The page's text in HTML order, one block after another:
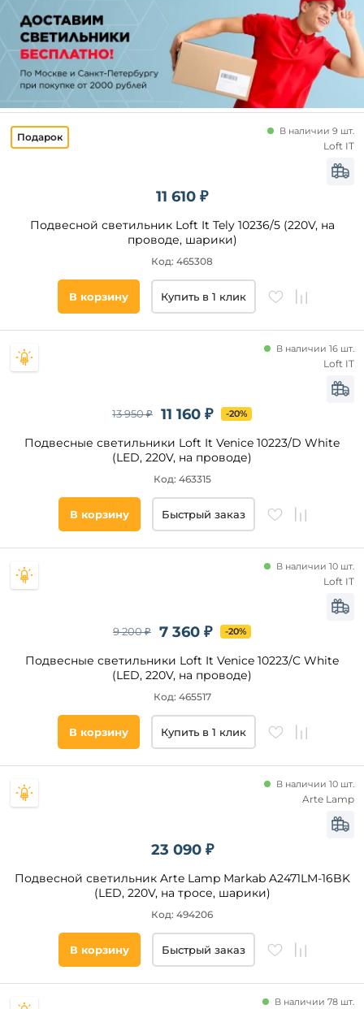
11 610 ₽
Подвесной светильник Loft It Tely 10236/5 (220V, на
проводе, шарики)
В наличии 9 шт.
Код: 465308
Loft IT
В корзину Купить в 1 клик
11 160 ₽
13 950 ₽ -20%
Подвесные светильники Loft It Venice 10223/D White
(LED, 220V, на проводе)
В наличии 16 шт.
Код: 463315
Loft IT
В корзину Быстрый заказ
7 360 ₽
9 200 ₽ -20%
Подвесные светильники Loft It Venice 10223/C White
(LED, 220V, на проводе)
В наличии 10 шт.
Код: 465517
Loft IT
В корзину Купить в 1 клик
23 090 ₽
Подвесной светильник Arte Lamp Markab A2471LM-16BK
(LED, 220V, на тросе, шарики)
В наличии 10 шт.
Код: 494206
Arte Lamp
В корзину Быстрый заказ
В наличии 78 шт.